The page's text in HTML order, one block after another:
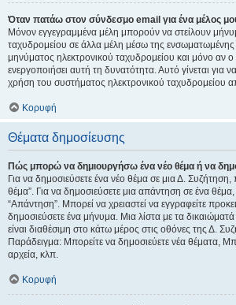
Όταν πατάω στον σύνδεσμο email για ένα μέλος
Μόνον εγγεγραμμένα μέλη μπορούν να στείλουν
ταχυδρομείου σε άλλα μέλη μέσω της
μηνύματος ηλεκτρονικού ταχυδρομείου και μόνο αν ο
ενεργοποιήσει αυτή τη δυνατότητα. Αυτό γίνεται για
χρήση του συστήματος ηλεκτρονικού ταχυδρομείου
Κορυφή
Θέματα δημοσίευσης
Πώς μπορώ να δημιουργήσω ένα νέο θέμα ή να
Για να δημοσιεύσετε ένα νέο θέμα σε μια Δ.
θέμα”. Για να δημοσιεύσετε μια απάντηση σε ένα
“Απάντηση”. Μπορεί να χρειαστεί να εγγραφείτε
δημοσιεύσετε ένα μήνυμα. Μια λίστα με τα
είναι διαθέσιμη στο κάτω μέρος στις οθόνες της Δ.
Παράδειγμα: Μπορείτε να δημοσιεύετε νέα θέματα,
αρχεία, κλπ.
Κορυφή